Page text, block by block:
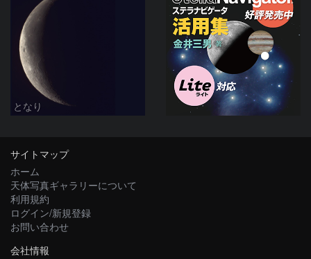
となり
サイトマップ
ホーム
天体写真ギャラリーについて
利用規約
ログイン/新規登録
お問い合わせ
会社情報